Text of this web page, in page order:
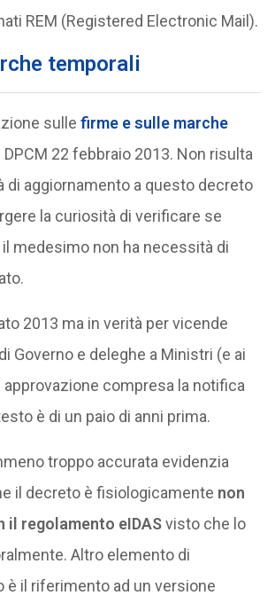
REM (Registered Electronic Mail).
temporali
sulle firme e sulle marche
DPCM 22 febbraio 2013. Non risulta
di aggiornamento a questo decreto
la curiosità di verificare se
medesimo non ha necessità di
2013 ma in verità per vicende
Governo e deleghe a Ministri (e ai
compresa la notifica
è di un paio di anni prima.
troppo accurata evidenzia
il decreto è fisiologicamente non
il regolamento eIDASvisto che lo
Altro elemento di
è il riferimento ad un versione